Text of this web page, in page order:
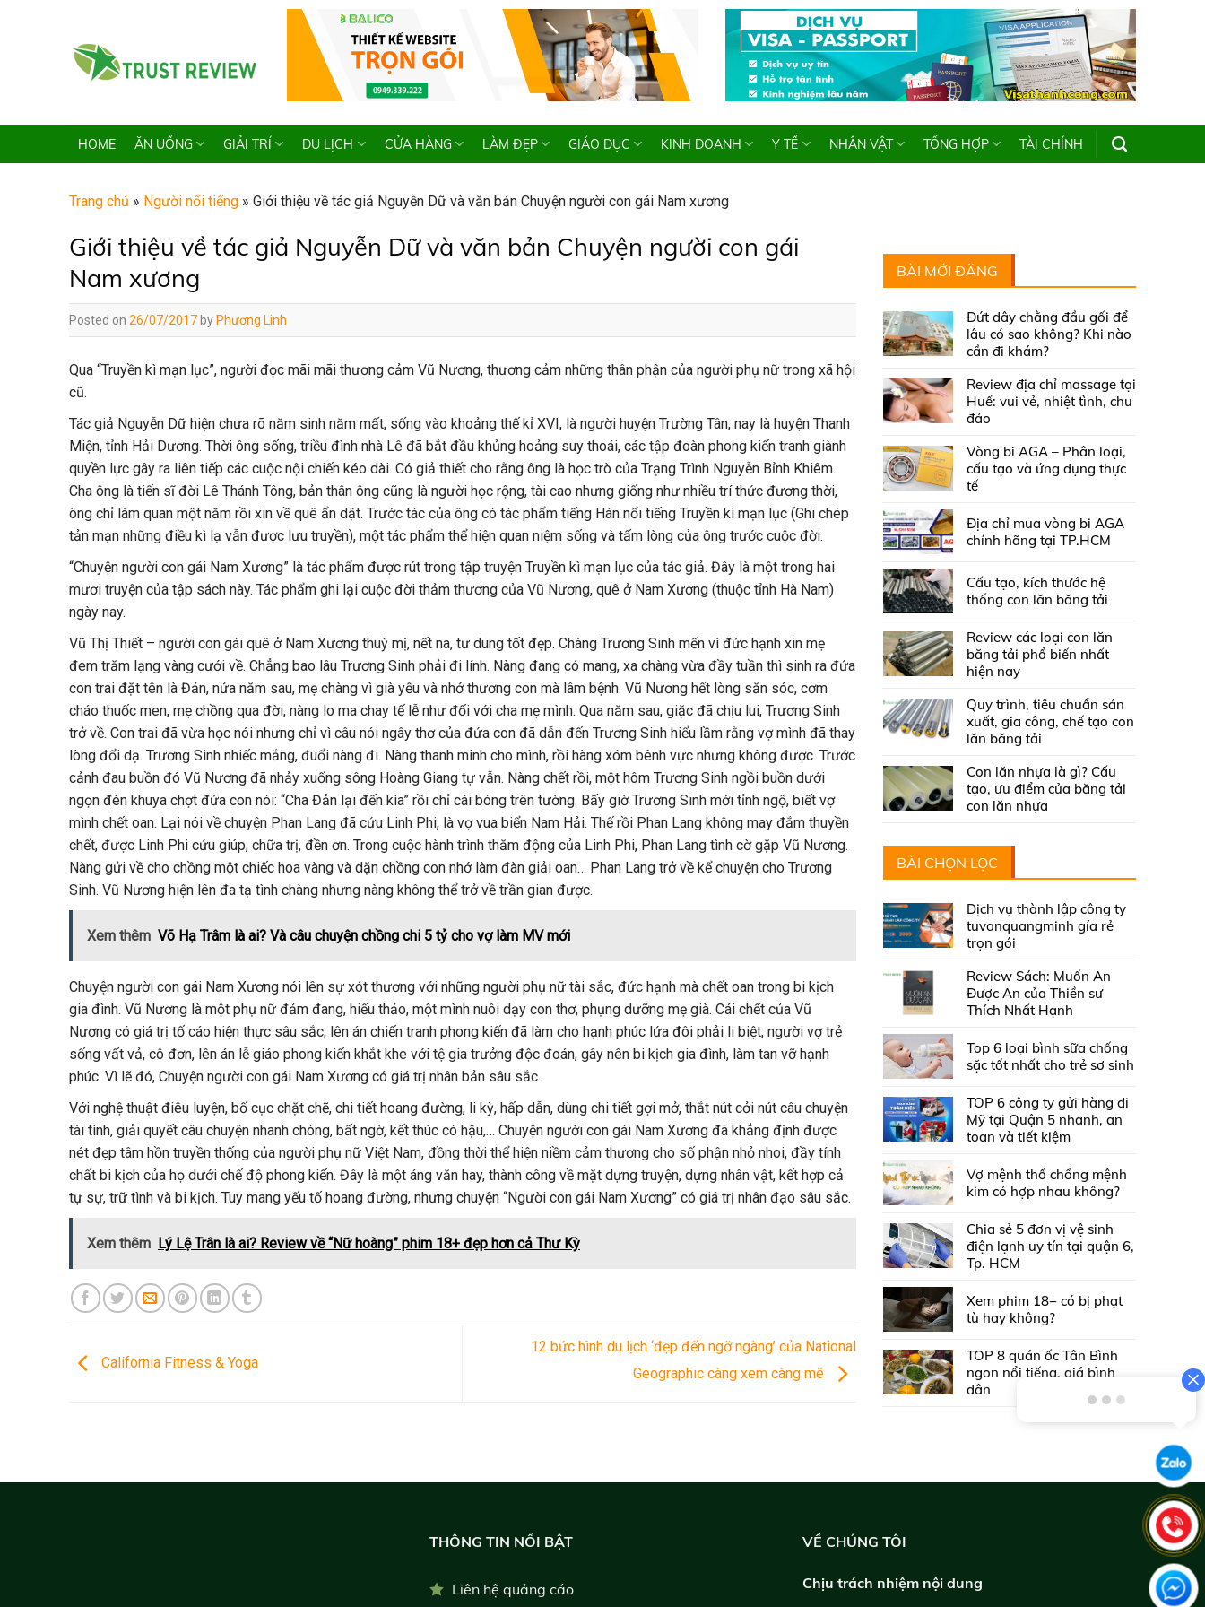
HOME ĂN UỐNG GIẢI TRÍ DU LỊCH CỬA HÀNG LÀM ĐẸP GIÁO DỤC KINH DOANH Y TẾ NHÂN VẬT TỔNG HỢP TÀI CHÍNH
Trang chủ » Người nổi tiếng » Giới thiệu về tác giả Nguyễn Dữ và văn bản Chuyện người con gái Nam xương
Giới thiệu về tác giả Nguyễn Dữ và văn bản Chuyện người con gái
Nam xương
Posted on 26/07/2017 by Phương Linh
Qua “Truyền kì mạn lục”, người đọc mãi mãi thương cảm Vũ Nương, thương cảm những thân phận của người phụ nữ trong xã hội
cũ.
Tác giả Nguyễn Dữ hiện chưa rõ năm sinh năm mất, sống vào khoảng thế kỉ XVI, là người huyện Trường Tân, nay là huyện Thanh
Miện, tỉnh Hải Dương. Thời ông sống, triều đình nhà Lê đã bắt đầu khủng hoảng suy thoái, các tập đoàn phong kiến tranh giành
quyền lực gây ra liên tiếp các cuộc nội chiến kéo dài. Có giả thiết cho rằng ông là học trò của Trạng Trình Nguyễn Bỉnh Khiêm.
Cha ông là tiến sĩ đời Lê Thánh Tông, bản thân ông cũng là người học rộng, tài cao nhưng giống như nhiều trí thức đương thời,
ông chỉ làm quan một năm rồi xin về quê ẩn dật. Trước tác của ông có tác phẩm tiếng Hán nổi tiếng Truyền kì mạn lục (Ghi chép
tản mạn những điều kì lạ vẫn được lưu truyền), một tác phẩm thể hiện quan niệm sống và tấm lòng của ông trước cuộc đời.
“Chuyện người con gái Nam Xương” là tác phẩm được rút trong tập truyện Truyền kì mạn lục của tác giả. Đây là một trong hai
mươi truyện của tập sách này. Tác phẩm ghi lại cuộc đời thảm thương của Vũ Nương, quê ở Nam Xương (thuộc tỉnh Hà Nam)
ngày nay.
Vũ Thị Thiết – người con gái quê ở Nam Xương thuỳ mị, nết na, tư dung tốt đẹp. Chàng Trương Sinh mến vì đức hạnh xin mẹ
đem trăm lạng vàng cưới về. Chẳng bao lâu Trương Sinh phải đi lính. Nàng đang có mang, xa chàng vừa đầy tuần thì sinh ra đứa
con trai đặt tên là Đản, nửa năm sau, mẹ chàng vì già yếu và nhớ thương con mà lâm bệnh. Vũ Nương hết lòng săn sóc, cơm
cháo thuốc men, mẹ chồng qua đời, nàng lo ma chay tế lễ như đối với cha mẹ mình. Qua năm sau, giặc đã chịu lui, Trương Sinh
trở về. Con trai đã vừa học nói nhưng chỉ vì câu nói ngây thơ của đứa con đã dẫn đến Trương Sinh hiểu lầm rằng vợ mình đã thay
lòng đổi dạ. Trương Sinh nhiếc mắng, đuổi nàng đi. Nàng thanh minh cho mình, rồi hàng xóm bênh vực nhưng không được. Trước
cảnh đau buồn đó Vũ Nương đã nhảy xuống sông Hoàng Giang tự vẫn. Nàng chết rồi, một hôm Trương Sinh ngồi buồn dưới
ngọn đèn khuya chợt đứa con nói: “Cha Đản lại đến kìa” rồi chỉ cái bóng trên tường. Bấy giờ Trương Sinh mới tỉnh ngộ, biết vợ
mình chết oan. Lại nói về chuyện Phan Lang đã cứu Linh Phi, là vợ vua biển Nam Hải. Thế rồi Phan Lang không may đắm thuyền
chết, được Linh Phi cứu giúp, chữa trị, đền ơn. Trong cuộc hành trình thăm động của Linh Phi, Phan Lang tình cờ gặp Vũ Nương.
Nàng gửi về cho chồng một chiếc hoa vàng và dặn chồng con nhớ làm đàn giải oan… Phan Lang trở về kể chuyện cho Trương
Sinh. Vũ Nương hiện lên đa tạ tình chàng nhưng nàng không thể trở về trần gian được.
Xem thêm Võ Hạ Trâm là ai? Và câu chuyện chồng chi 5 tỷ cho vợ làm MV mới
Chuyện người con gái Nam Xương nói lên sự xót thương với những người phụ nữ tài sắc, đức hạnh mà chết oan trong bi kịch
gia đình. Vũ Nương là một phụ nữ đảm đang, hiếu thảo, một mình nuôi dạy con thơ, phụng dưỡng mẹ già. Cái chết của Vũ
Nương có giá trị tố cáo hiện thực sâu sắc, lên án chiến tranh phong kiến đã làm cho hạnh phúc lứa đôi phải li biệt, người vợ trẻ
sống vất vả, cô đơn, lên án lễ giáo phong kiến khắt khe với tệ gia trưởng độc đoán, gây nên bi kịch gia đình, làm tan vỡ hạnh
phúc. Vì lẽ đó, Chuyện người con gái Nam Xương có giá trị nhân bản sâu sắc.
Với nghệ thuật điêu luyện, bố cục chặt chẽ, chi tiết hoang đường, li kỳ, hấp dẫn, dùng chi tiết gợi mở, thắt nút cởi nút câu chuyện
tài tình, giải quyết câu chuyện nhanh chóng, bất ngờ, kết thúc có hậu,… Chuyện người con gái Nam Xương đã khẳng định được
nét đẹp tâm hồn truyền thống của người phụ nữ Việt Nam, đồng thời thể hiện niềm cảm thương cho số phận nhỏ nhoi, đầy tính
chất bi kịch của họ dưới chế độ phong kiến. Đây là một áng văn hay, thành công về mặt dựng truyện, dựng nhân vật, kết hợp cả
tự sự, trữ tình và bi kịch. Tuy mang yếu tố hoang đường, nhưng chuyện “Người con gái Nam Xương” có giá trị nhân đạo sâu sắc.
Xem thêm Lý Lệ Trân là ai? Review về “Nữ hoàng” phim 18+ đẹp hơn cả Thư Kỳ
California Fitness & Yoga
12 bức hình du lịch ‘đẹp đến ngỡ ngàng’ của National
Geographic càng xem càng mê
BÀI MỚI ĐĂNG
Đứt dây chằng đầu gối để
lâu có sao không? Khi nào
cần đi khám?
Review địa chỉ massage tại
Huế: vui vẻ, nhiệt tình, chu
đáo
Vòng bi AGA – Phân loại,
cấu tạo và ứng dụng thực
tế
Địa chỉ mua vòng bi AGA
chính hãng tại TP.HCM
Cấu tạo, kích thước hệ
thống con lăn băng tải
Review các loại con lăn
băng tải phổ biến nhất
hiện nay
Quy trình, tiêu chuẩn sản
xuất, gia công, chế tạo con
lăn băng tải
Con lăn nhựa là gì? Cấu
tạo, ưu điểm của băng tải
con lăn nhựa
BÀI CHỌN LỌC
Dịch vụ thành lập công ty
tuvanquangminh gía rẻ
trọn gói
Review Sách: Muốn An
Được An của Thiền sư
Thích Nhất Hạnh
Top 6 loại bình sữa chống
sặc tốt nhất cho trẻ sơ sinh
TOP 6 công ty gửi hàng đi
Mỹ tại Quận 5 nhanh, an
toan và tiết kiệm
Vợ mệnh thổ chồng mệnh
kim có hợp nhau không?
Chia sẻ 5 đơn vị vệ sinh
điện lạnh uy tín tại quận 6,
Tp. HCM
Xem phim 18+ có bị phạt
tù hay không?
TOP 8 quán ốc Tân Bình
ngon nổi tiếng, giá bình
dân
THÔNG TIN NỔI BẬT
Liên hệ quảng cáo
VỀ CHÚNG TÔI
Chịu trách nhiệm nội dung